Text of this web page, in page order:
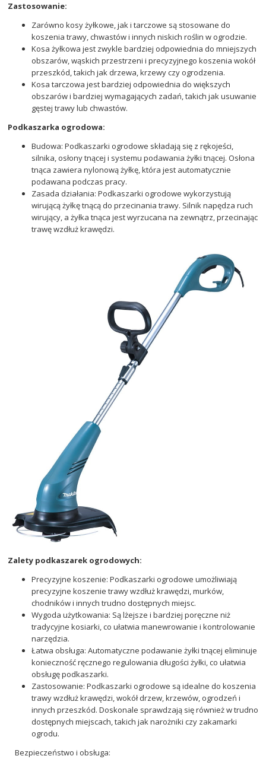
Zastosowanie:
Zarówno kosy żyłkowe, jak i tarczowe są stosowane do
koszenia trawy, chwastów i innych niskich roślin w ogrodzie.
Kosa żyłkowa jest zwykle bardziej odpowiednia do mniejszych
obszarów, wąskich przestrzeni i precyzyjnego koszenia wokół
przeszkód, takich jak drzewa, krzewy czy ogrodzenia.
Kosa tarczowa jest bardziej odpowiednia do większych
obszarów i bardziej wymagających zadań, takich jak usuwanie
gęstej trawy lub chwastów.
Podkaszarka ogrodowa:
Budowa: Podkaszarki ogrodowe składają się z rękojeści,
silnika, osłony tnącej i systemu podawania żyłki tnącej. Osłona
tnąca zawiera nylonową żyłkę, która jest automatycznie
podawana podczas pracy.
Zasada działania: Podkaszarki ogrodowe wykorzystują
wirującą żyłkę tnącą do przecinania trawy. Silnik napędza ruch
wirujący, a żyłka tnąca jest wyrzucana na zewnątrz, przecinając
trawę wzdłuż krawędzi.
Zalety podkaszarek ogrodowych:
Precyzyjne koszenie: Podkaszarki ogrodowe umożliwiają
precyzyjne koszenie trawy wzdłuż krawędzi, murków,
chodników i innych trudno dostępnych miejsc.
Wygoda użytkowania: Są lżejsze i bardziej poręczne niż
tradycyjne kosiarki, co ułatwia manewrowanie i kontrolowanie
narzędzia.
Łatwa obsługa: Automatyczne podawanie żyłki tnącej eliminuje
konieczność ręcznego regulowania długości żyłki, co ułatwia
obsługę podkaszarki.
Zastosowanie: Podkaszarki ogrodowe są idealne do koszenia
trawy wzdłuż krawędzi, wokół drzew, krzewów, ogrodzeń i
innych przeszkód. Doskonale sprawdzają się również w trudno
dostępnych miejscach, takich jak narożniki czy zakamarki
ogrodu.
Bezpieczeństwo i obsługa: